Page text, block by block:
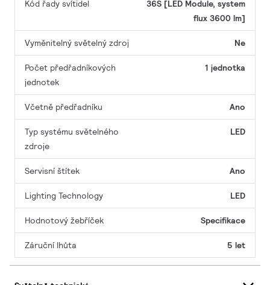
Kód řady svítidel
36S [LED Module, system
flux 3600 lm]
Vyměnitelný světelný zdroj Ne
Počet předřadníkových
jednotek
1 jednotka
Včetně předřadníku Ano
Typ systému světelného
zdroje
LED
Servisní štítek Ano
Lighting Technology LED
Hodnotový žebříček Specifikace
Záruční lhůta 5 let